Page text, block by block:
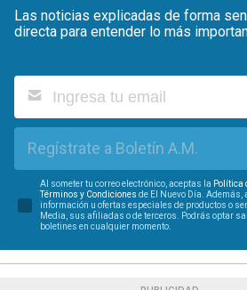
Las noticias explicadas de forma
directa para entender lo más
Regístrate a Boletín A.M.
Al someter tu correo electrónico, aceptas la Política
Términos y Condiciones de El Nuevo Día.
información u ofertas especiales de productos o
Media, sus afiliadas o de terceros. Podrás optar
boletines en cualquier momento.